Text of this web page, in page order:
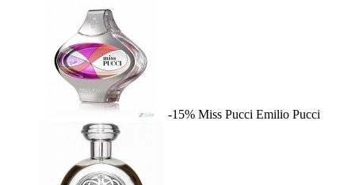
-15% Miss Pucci Emilio Pucci